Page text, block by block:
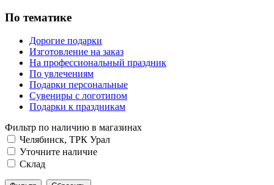
По тематике
Дорогие подарки
Изготовление на заказ
На профессиональный праздник
По увлечениям
Подарки персональные
Сувениры с логотипом
Подарки к праздникам
Фильтр по наличию в магазинах
Челябинск, ТРК Урал
Уточните наличие
Склад